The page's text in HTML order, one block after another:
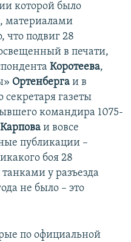
которой было
материалами
что подвиг 28
в печати,
Коротеева,
Ортенберга и в
секретаря газеты
командира 1075-
и вовсе
публикации –
боя 28
у разъезда
не было – это
по официальной